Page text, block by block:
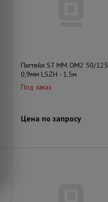
Пигтейл ST MM OM2 50/125
0,9мм LSZH - 1,5м
Под заказ
Цена по запросу